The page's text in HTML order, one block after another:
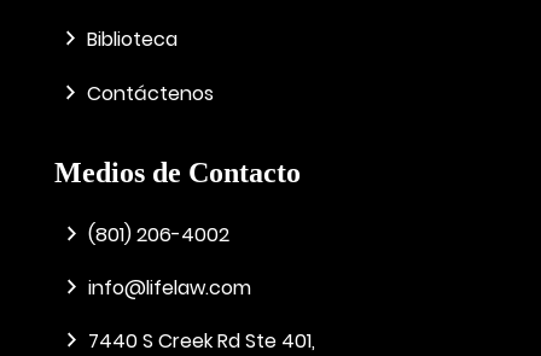
Biblioteca
Contáctenos
Medios de Contacto
(801) 206-4002
info@lifelaw.com
7440 S Creek Rd Ste 401,